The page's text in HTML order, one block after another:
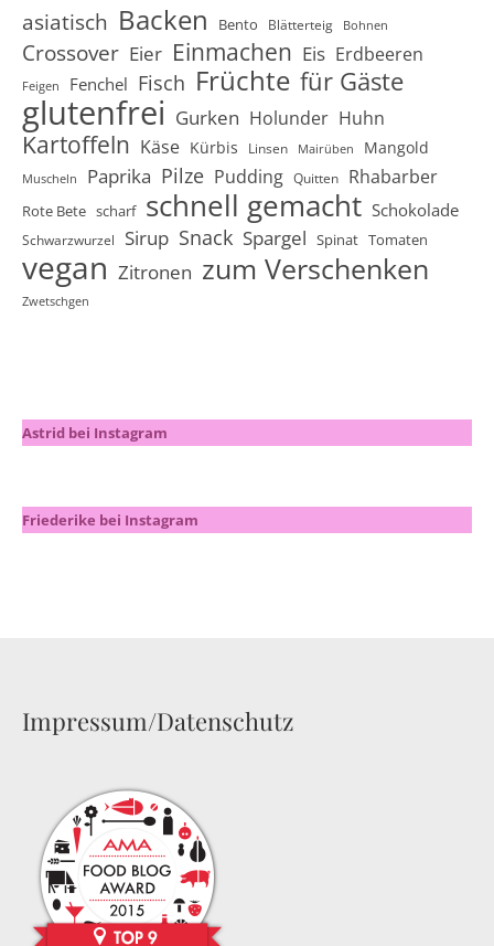
asiatisch Backen Bento Blätterteig Bohnen
Crossover Eier Einmachen Eis Erdbeeren
Feigen Fenchel Fisch Früchte für Gäste
glutenfrei Gurken Holunder Huhn
Kartoffeln Käse Kürbis Linsen Mairüben Mangold
Muscheln Paprika Pilze Pudding Quitten Rhabarber
Rote Bete scharf schnell gemacht Schokolade
Schwarzwurzel Sirup Snack Spargel Spinat Tomaten
vegan Zitronen zum Verschenken
Zwetschgen
Astrid bei Instagram
Friederike bei Instagram
Impressum/Datenschutz